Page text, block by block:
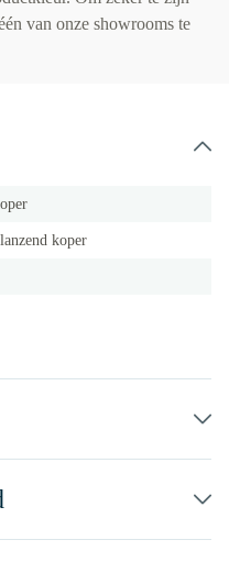
van onze showrooms te
koper